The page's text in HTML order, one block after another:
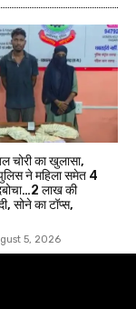
चोरी का खुलासा,
ने महिला समेत 4
लाख की
सोने का टॉप्स,
5, 2026